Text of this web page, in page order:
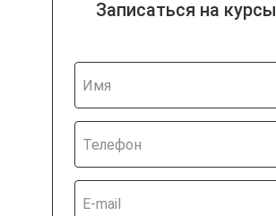
Записаться на курсы